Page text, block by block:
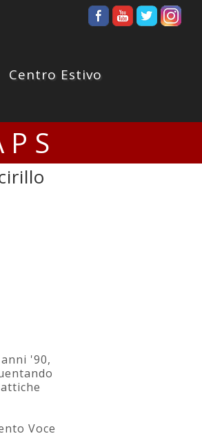
Centro Estivo
'90,
Voce